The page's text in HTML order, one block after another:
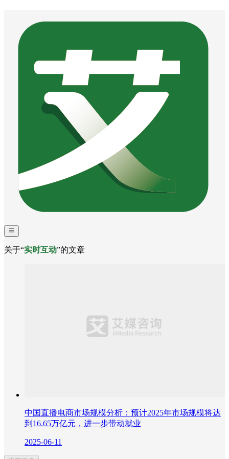
关于“实时互动”的文章
中国直播电商市场规模分析：预计2025年市场规模将达
到16.65万亿元，进一步带动就业
2025-06-11